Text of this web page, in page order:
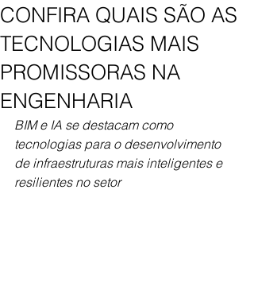
CONFIRA QUAIS SÃO AS
TECNOLOGIAS MAIS
PROMISSORAS NA
ENGENHARIA
BIM e IA se destacam como
tecnologias para o desenvolvimento
de infraestruturas mais inteligentes e
resilientes no setor